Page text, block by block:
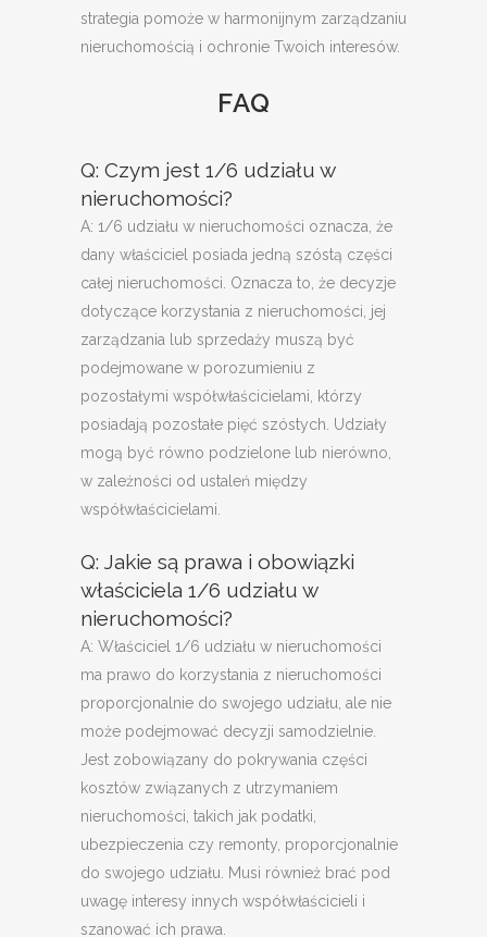
strategia pomoże w harmonijnym zarządzaniu
nieruchomością i ochronie Twoich interesów.
FAQ
Q: Czym jest 1/6 udziału w
nieruchomości?
A: 1/6 udziału w nieruchomości oznacza, że
dany właściciel posiada jedną szóstą części
całej nieruchomości. Oznacza to, że decyzje
dotyczące korzystania z nieruchomości, jej
zarządzania lub sprzedaży muszą być
podejmowane w porozumieniu z
pozostałymi współwłaścicielami, którzy
posiadają pozostałe pięć szóstych. Udziały
mogą być równo podzielone lub nierówno,
w zależności od ustaleń między
współwłaścicielami.
Q: Jakie są prawa i obowiązki
właściciela 1/6 udziału w
nieruchomości?
A: Właściciel 1/6 udziału w nieruchomości
ma prawo do korzystania z nieruchomości
proporcjonalnie do swojego udziału, ale nie
może podejmować decyzji samodzielnie.
Jest zobowiązany do pokrywania części
kosztów związanych z utrzymaniem
nieruchomości, takich jak podatki,
ubezpieczenia czy remonty, proporcjonalnie
do swojego udziału. Musi również brać pod
uwagę interesy innych współwłaścicieli i
szanować ich prawa.